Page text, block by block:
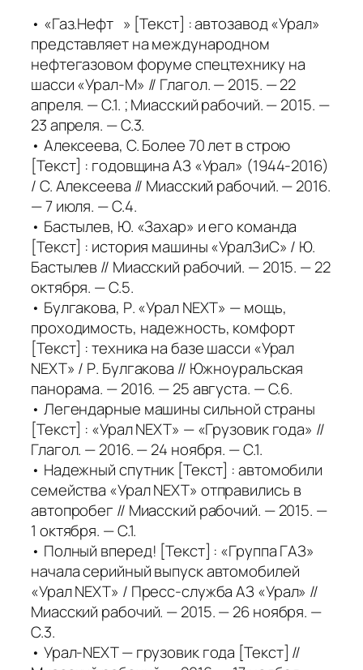
• «Газ.Нефт » [Текст] : автозавод «Урал»
представляет на международном
нефтегазовом форуме спецтехнику на
шасси «Урал-М» // Глагол. — 2015. — 22
апреля. — С.1. ; Миасский рабочий. — 2015. —
23 апреля. — С.3.
• Алексеева, С. Более 70 лет в строю
[Текст] : годовщина АЗ «Урал» (1944-2016)
/ С. Алексеева // Миасский рабочий. — 2016.
— 7 июля. — С.4.
• Бастылев, Ю. «Захар» и его команда
[Текст] : история машины «УралЗиС» / Ю.
Бастылев // Миасский рабочий. — 2015. — 22
октября. — С.5.
• Булгакова, Р. «Урал NEXT» — мощь,
проходимость, надежность, комфорт
[Текст] : техника на базе шасси «Урал
NEXT» / Р. Булгакова // Южноуральская
панорама. — 2016. — 25 августа. — С.6.
• Легендарные машины сильной страны
[Текст] : «Урал NEXT» — «Грузовик года» //
Глагол. — 2016. — 24 ноября. — С.1.
• Надежный спутник [Текст] : автомобили
семейства «Урал NEXT» отправились в
автопробег // Миасский рабочий. — 2015. —
1 октября. — С.1.
• Полный вперед! [Текст] : «Группа ГАЗ»
начала серийный выпуск автомобилей
«Урал NEXT» / Пресс-служба АЗ «Урал» //
Миасский рабочий. — 2015. — 26 ноября. —
С.3.
• Урал-NEXT — грузовик года [Текст] //